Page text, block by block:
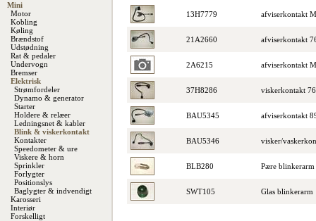
Mini
Motor
Kobling
Køling
Brændstof
Udstødning
Rat & pedaler
Undervogn
Bremser
Elektrisk
Strømfordeler
Dynamo & generator
Starter
Holdere & relæer
Ledningsnet & kabler
Blink & viskerkontakt
Kontakter
Speedometer & ure
Viskere & horn
Sprinkler
Forlygter
Positionslys
Baglygter & indvendigt
Karosseri
Interiør
Forskelligt
13H7779 afviserkontakt
21A2660 afviserkontakt
2A6215 afviserkontakt
37H8286 viskerkontakt
BAU5345 afviserkontakt
BAU5346 visker/
BLB280 Pære blinkerarm
SWT105 Glas blinkerarm